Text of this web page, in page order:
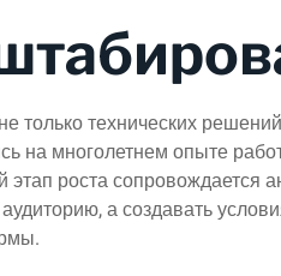
только технических
на многолетнем опыте
роста сопровождается
а создавать